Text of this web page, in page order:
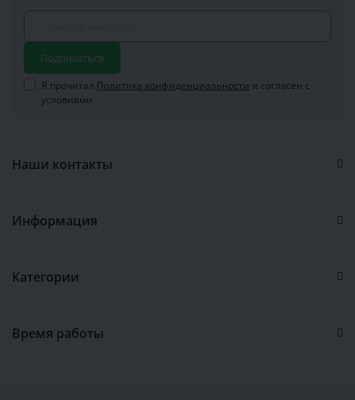
Подписаться
Я прочитал Политика конфиденциальности и согласен с
условиями
Наши контакты
Информация
Категории
Время работы